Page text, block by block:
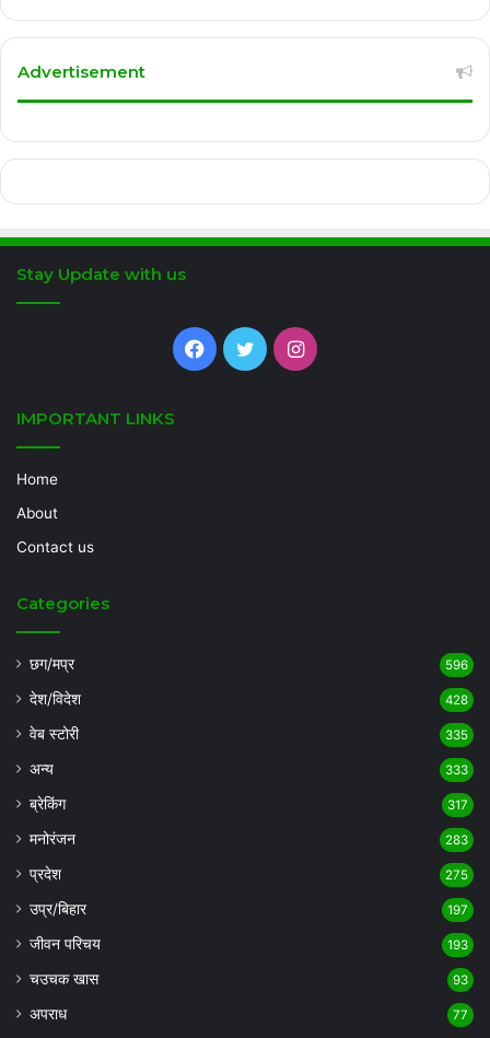
Advertisement
Stay Update with us
Facebook
TwitterInstagram
IMPORTANT LINKS
Home
About
Contact us
Categories
छग/मप्र 596
देश/विदेश 428
वेब स्टोरी 335
अन्य 333
ब्रेकिंग 317
मनोरंजन 283
प्रदेश 275
उप्र/बिहार 197
जीवन परिचय 193
चउचक खास 93
अपराध 77